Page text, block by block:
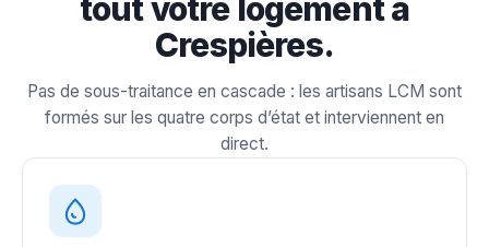
tout votre logement à
Crespières.
Pas de sous-traitance en cascade : les artisans LCM sont
formés sur les quatre corps d’état et interviennent en
direct.